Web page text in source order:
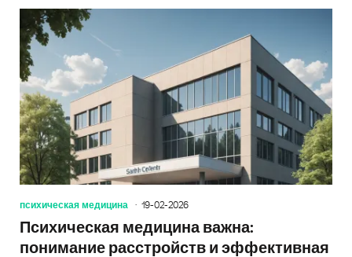
психическая медицина 19-02-2026
Психическая медицина важна:
понимание расстройств и эффективная